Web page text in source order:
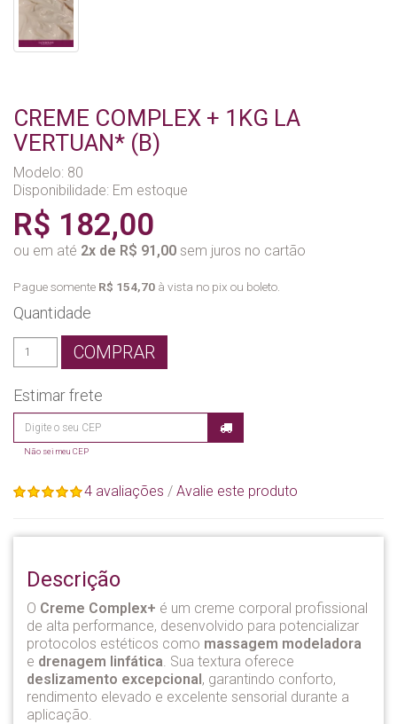
CREME COMPLEX + 1KG LA
VERTUAN* (B)
Modelo: 80
Disponibilidade: Em estoque
R$ 182,00
ou em até 2x de R$ 91,00 sem juros no cartão
Pague somente R$ 154,70 à vista no pix ou boleto.
Quantidade
COMPRAR
Estimar frete
Não sei meu CEP
4 avaliações / Avalie este produto
Descrição
O Creme Complex+ é um creme corporal profissional
de alta performance, desenvolvido para potencializar
protocolos estéticos como massagem modeladora
e drenagem linfática. Sua textura oferece
deslizamento excepcional, garantindo conforto,
rendimento elevado e excelente sensorial durante a
aplicação.